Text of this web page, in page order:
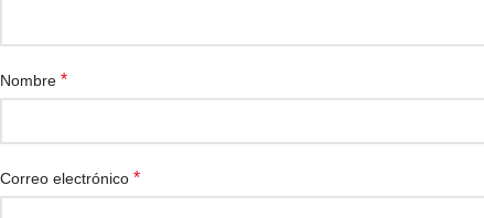
Nombre *
Correo electrónico *